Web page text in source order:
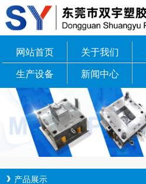
网站首页 关于我们
生产设备
新闻中心
产品展示